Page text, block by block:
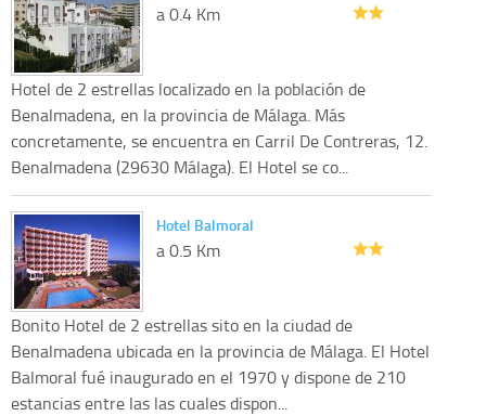
a 0.4 Km
Hotel de 2 estrellas localizado en la población de
Benalmadena, en la provincia de Málaga. Más
concretamente, se encuentra en Carril De Contreras, 12.
Benalmadena (29630 Málaga). El Hotel se co...
Hotel Balmoral
a 0.5 Km
Bonito Hotel de 2 estrellas sito en la ciudad de
Benalmadena ubicada en la provincia de Málaga. El Hotel
Balmoral fué inaugurado en el 1970 y dispone de 210
estancias entre las las cuales dispon...